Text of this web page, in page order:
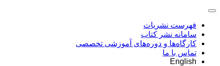
فهرست نشریات
سامانه نشر کتاب
کارگاه‌ها و دوره‌های آموزشی تخصصی
تماس با ما
English